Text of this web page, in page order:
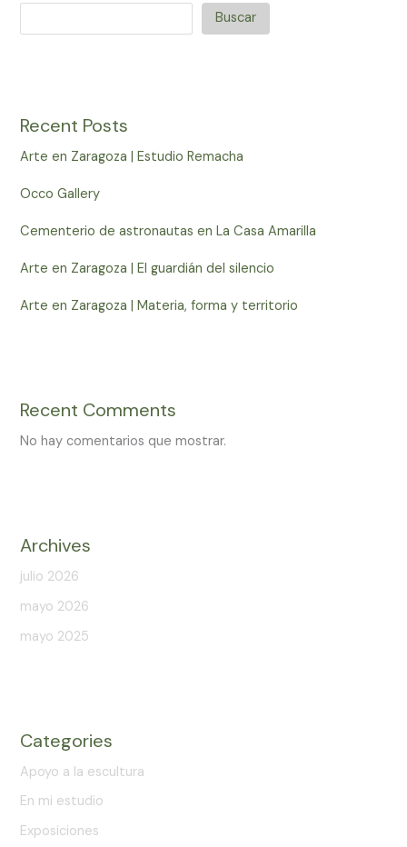
Buscar
Recent Posts
Arte en Zaragoza | Estudio Remacha
Occo Gallery
Cementerio de astronautas en La Casa Amarilla
Arte en Zaragoza | El guardián del silencio
Arte en Zaragoza | Materia, forma y territorio
Recent Comments
No hay comentarios que mostrar.
Archives
julio 2026
mayo 2026
mayo 2025
Categories
Apoyo a la escultura
En mi estudio
Exposiciones